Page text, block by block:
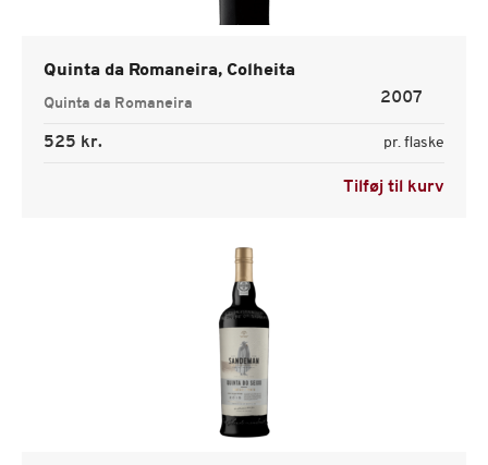
Quinta da Romaneira, Colheita
Quinta da Romaneira 2007
525 kr. pr. flaske
Tilføj til kurv